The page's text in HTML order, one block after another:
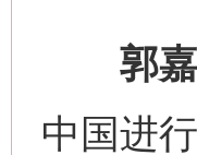
郭嘉
中国进